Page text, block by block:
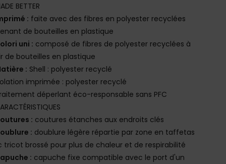
BETTER
: faite avec des fibres en polyester recyclées
de bouteilles en plastique
uni : composé de fibres de polyester recyclées à
de bouteilles en plastique
: Shell : polyester recyclé
imprimée : polyester recyclé
déperlant éco-responsable sans PFC
: coutures étanches aux endroits clés
: doublure légère répartie par zone en taffetas
tricot brossé pour plus de chaleur et de respirabilité
: capuche fixe compatible avec le port d'un